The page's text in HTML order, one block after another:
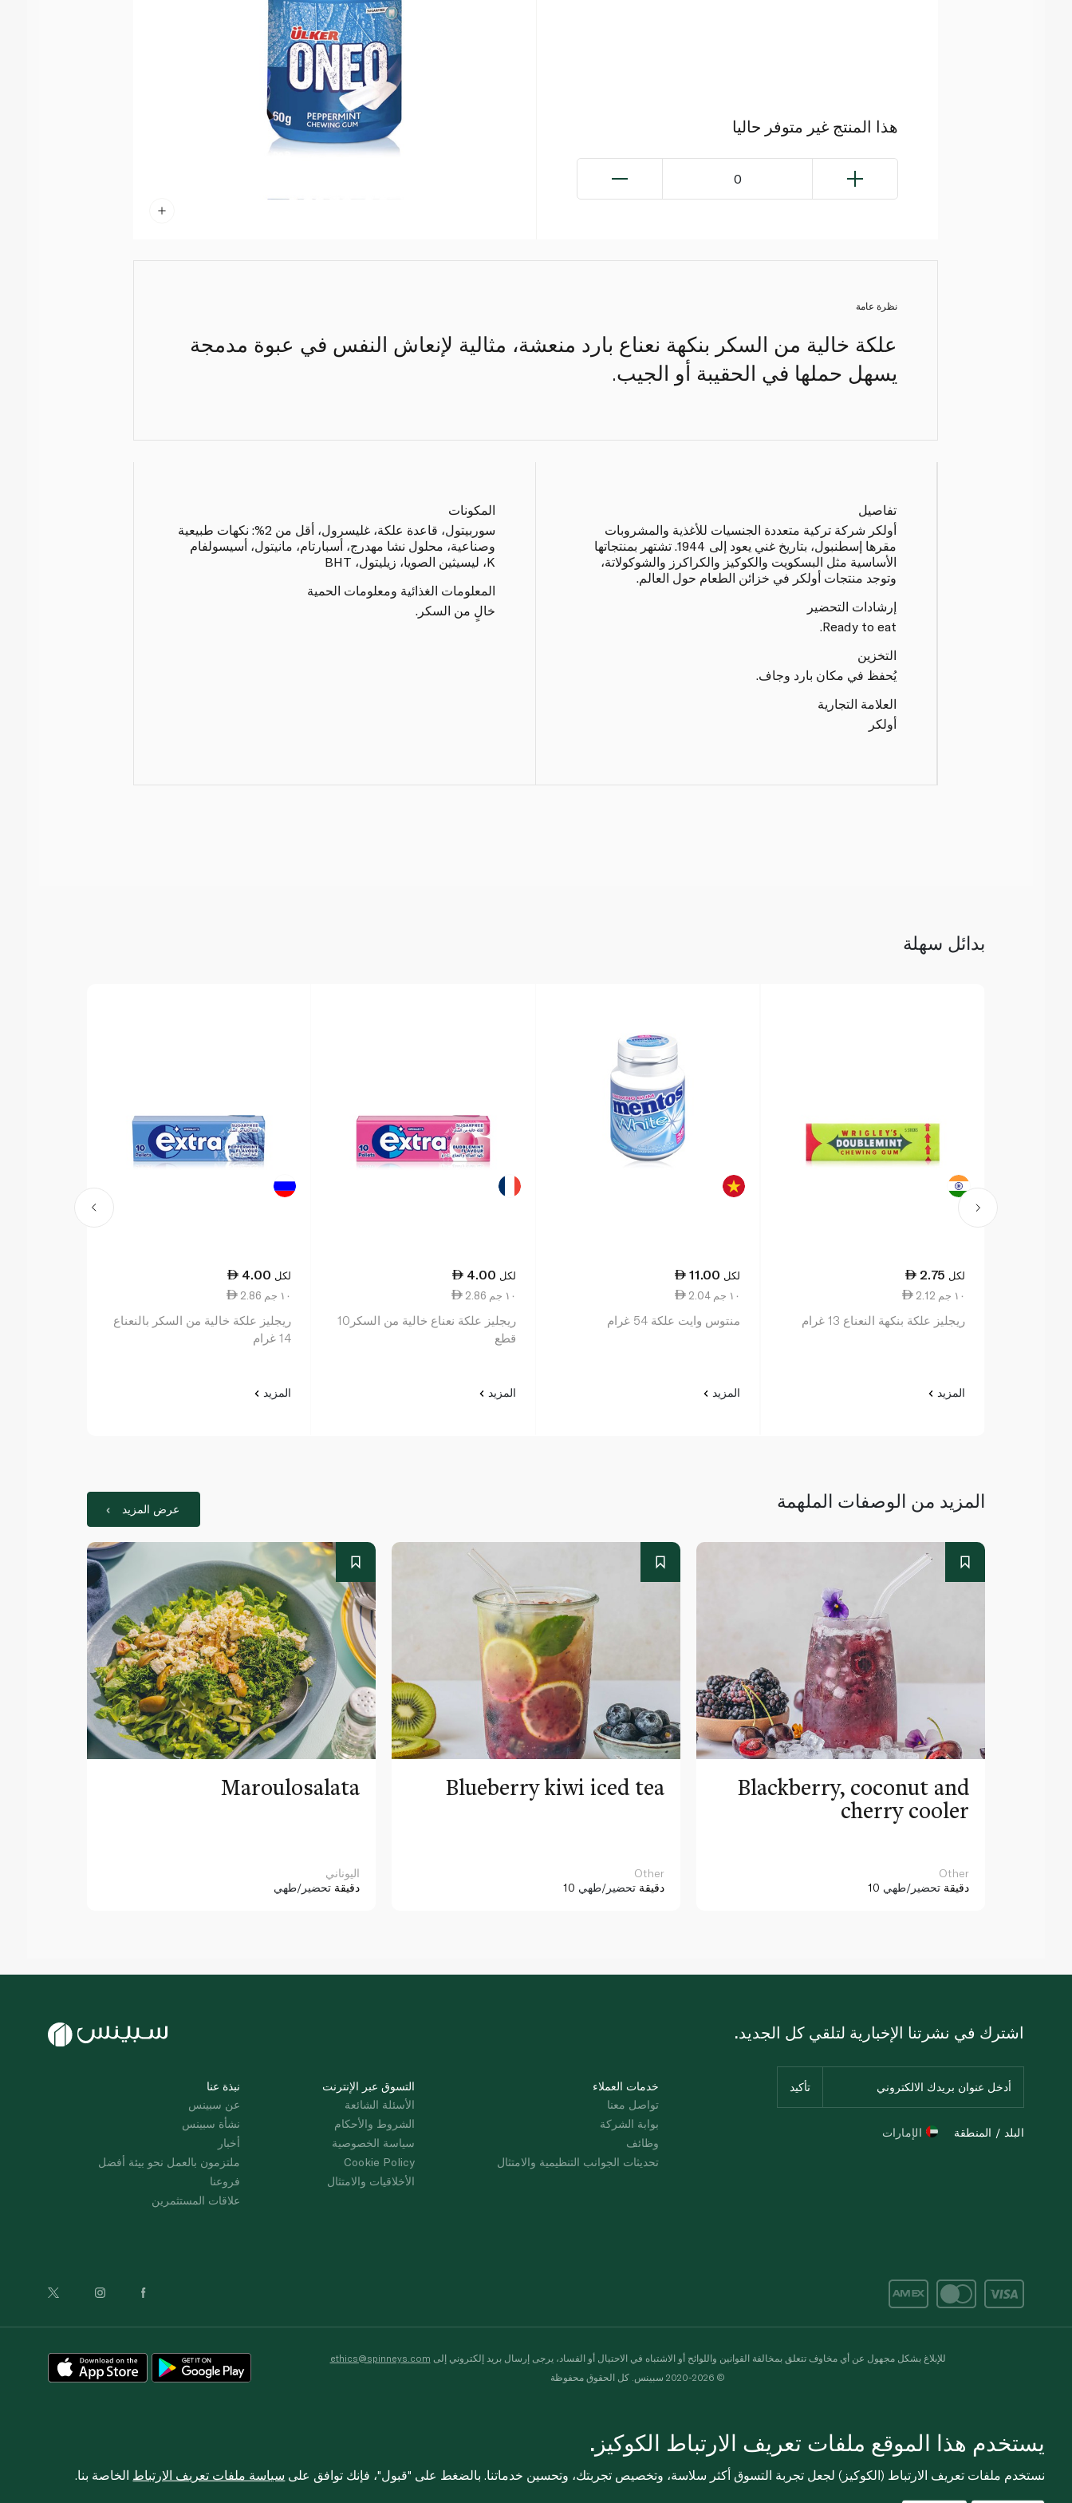
هذا المنتج غير متوفر حاليا
0
نظرة عامة
علكة خالية من السكر بنكهة نعناع بارد منعشة، مثالية لإنعاش النفس في عبوة مدمجة
يسهل حملها في الحقيبة أو الجيب.
تفاصيل
أولكر شركة تركية متعددة الجنسيات للأغذية والمشروبات
مقرها إسطنبول، بتاريخ غني يعود إلى 1944. تشتهر بمنتجاتها
الأساسية مثل البسكويت والكوكيز والكراكرز والشوكولاتة،
وتوجد منتجات أولكر في خزائن الطعام حول العالم.
إرشادات التحضير
Ready to eat.
التخزين
يُحفظ في مكان بارد وجاف.
العلامة التجارية
أولكر
المكونات
سوربيتول، قاعدة علكة، غليسرول، أقل من 2%: نكهات طبيعية
وصناعية، محلول نشا مهدرج، أسبارتام، مانيتول، أسيسولفام
K، ليسيثين الصويا، زيليتول، BHT
المعلومات الغذائية ومعلومات الحمية
خالٍ من السكر.
بدائل سهلة
2.75 لكل
2.12 ١٠ جم
ريجليز علكة بنكهة النعناع 13 غرام
المزيد
11.00 لكل
2.04 ١٠ جم
منتوس وايت علكة 54 غرام
المزيد
4.00 لكل
2.86 ١٠ جم
ريجليز علكة نعناع خالية من السكر10
قطع
المزيد
4.00 لكل
2.86 ١٠ جم
ريجليز علكة خالية من السكر بالنعناع
14 غرام
المزيد
المزيد من الوصفات الملهمة عرض المزيد
Maroulosalata
اليوناني
دقيقة تحضير/طهي
Blueberry kiwi iced tea
Other
10 دقيقة تحضير/طهي
Blackberry, coconut and
cherry cooler
Other
10 دقيقة تحضير/طهي
نبذة عنا
عن سبينس
نشأة سبينس
أخبار
ملتزمون بالعمل نحو بيئة أفضل
فروعنا
علاقات المستثمرين
التسوق عبر الإنترنت
الأسئلة الشائعة
الشروط والأحكام
سياسة الخصوصية
Cookie Policy
الأخلاقيات والامتثال
خدمات العملاء
تواصل معنا
بوابة الشركة
وظائف
تحديثات الجوانب التنظيمية والامتثال
اشترك في نشرتنا الإخبارية لتلقي كل الجديد.
البلد / المنطقة الإمارات
للإبلاغ بشكل مجهول عن أي مخاوف تتعلق بمخالفة القوانين واللوائح أو الاشتباه في الاحتيال أو الفساد، يرجى إرسال بريد إلكتروني إلى ethics@spinneys.com
© 2020-2026 سبينس. كل الحقوق محفوظة
يستخدم هذا الموقع ملفات تعريف الارتباط الكوكيز.
نستخدم ملفات تعريف الارتباط (الكوكيز) لجعل تجربة التسوق أكثر سلاسة، وتخصيص تجربتك، وتحسين خدماتنا. بالضغط على "قبول"، فإنك توافق على سياسة ملفات تعريف الارتباط الخاصة بنا.